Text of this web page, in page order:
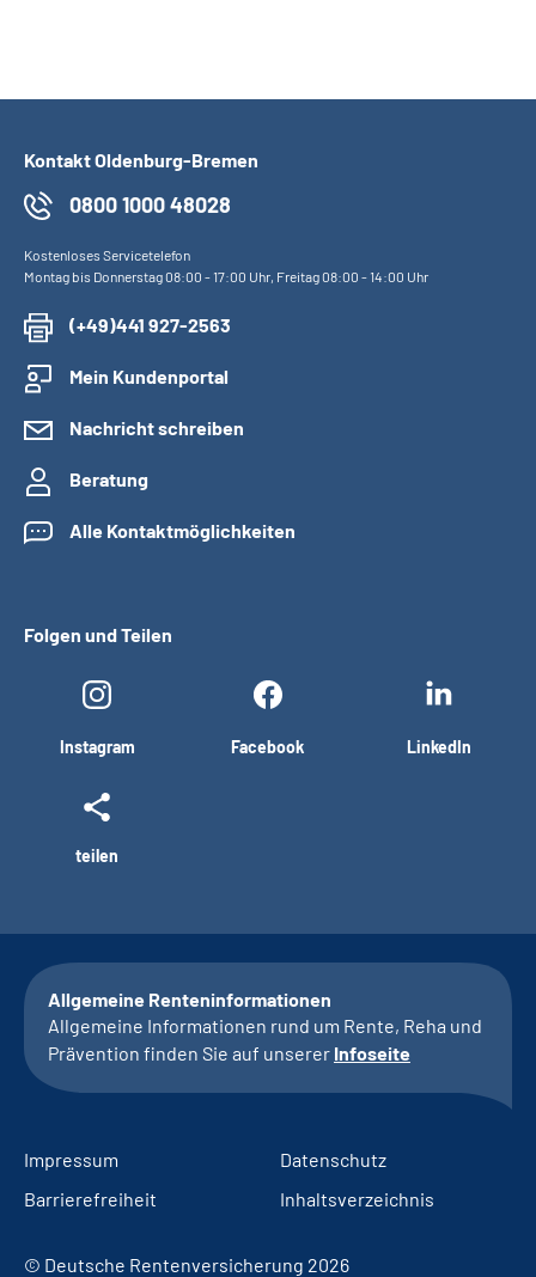
Kontakt Oldenburg-Bremen
0800 1000 48028
Kostenloses Servicetelefon
Montag bis Donnerstag 08:00 - 17:00 Uhr, Freitag 08:00 - 14:00 Uhr
(+49)441 927-2563
Mein Kundenportal
Nachricht schreiben
Beratung
Alle Kontaktmöglichkeiten
Folgen und Teilen
Instagram Facebook LinkedIn
teilen
Allgemeine Renteninformationen
Allgemeine Informationen rund um Rente, Reha und
Prävention finden Sie auf unserer Infoseite
Impressum
Datenschutz
Barrierefreiheit
Inhaltsverzeichnis
© Deutsche Rentenversicherung 2026